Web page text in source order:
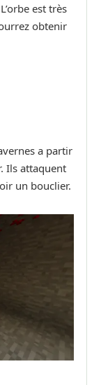
est très
obtenir
a partir
Ils attaquent
un bouclier.